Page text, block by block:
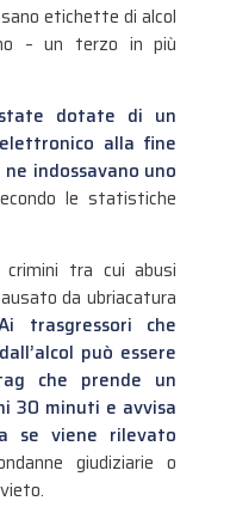
etichette di alcol
– un terzo in più
dotate di un
alla fine
indossavano uno
le statistiche
tra cui abusi
da ubriacatura
trasgressori che
può essere
che prende un
30 minuti e avvisa
se viene rilevato
giudiziarie o